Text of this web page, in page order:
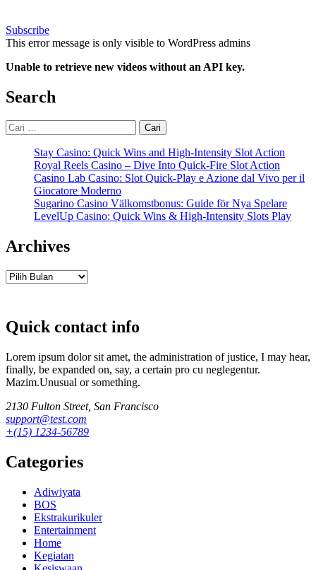
Subscribe
This error message is only visible to WordPress admins
Unable to retrieve new videos without an API key.
Search
Cari
untuk:
Stay Casino: Quick Wins and High‑Intensity Slot Action
Royal Reels Casino – Dive Into Quick‑Fire Slot Action
Casino Lab Casino: Slot Quick‑Play e Azione dal Vivo per il
Giocatore Moderno
Sugarino Casino Välkomstbonus: Guide för Nya Spelare
LevelUp Casino: Quick Wins & High‑Intensity Slots Play
Archives
Archives
Quick contact info
Lorem ipsum dolor sit amet, the administration of justice, I may hear,
finally, be expanded on, say, a certain pro cu neglegentur.
Mazim.Unusual or something.
2130 Fulton Street, San Francisco
support@test.com
+(15) 1234-56789
Categories
Adiwiyata
BOS
Ekstrakurikuler
Entertainment
Home
Kegiatan